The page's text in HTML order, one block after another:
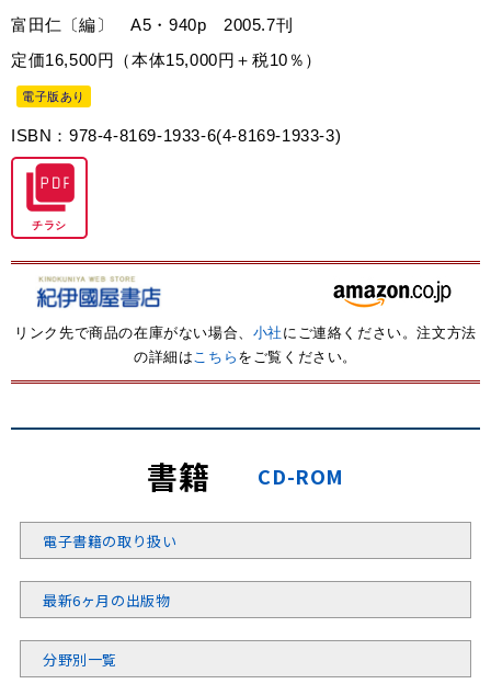
富田仁〔編〕 A5・940p 2005.7刊
定価16,500円（本体15,000円＋税10％）
電子版あり
ISBN：978-4-8169-1933-6(4-8169-1933-3)
チラシ
リンク先で商品の在庫がない場合、 小社 にご連絡ください。注文方法
の詳細はこちら をご覧ください。
書籍 CD-ROM
電子書籍の取り扱い
最新6ヶ月の出版物
分野別一覧